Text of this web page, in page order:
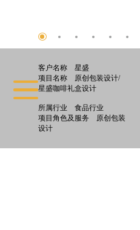
客户名称
星盛
项目名称
原创包装设计/
星盛咖啡礼盒设计
所属行业
食品行业
项目角色及服务
原创包装
设计